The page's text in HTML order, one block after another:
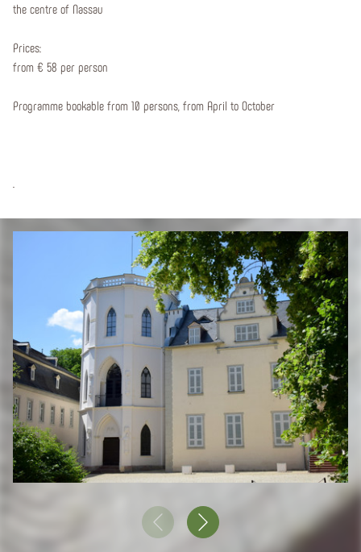
the centre of Nassau
Prices:
from € 58 per person
Programme bookable from 10 persons, from April to October